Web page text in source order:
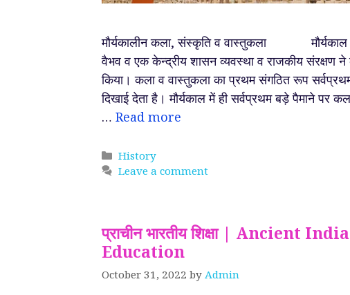
मौर्यकालीन कला, संस्कृति व वास्तुकला मौर्यकाल में
वैभव व एक केन्द्रीय शासन व्यवस्था व राजकीय संरक्षण ने
किया। कला व वास्तुकला का प्रथम संगठित रूप सर्वप्रथम
दिखाई देता है। मौर्यकाल में ही सर्वप्रथम बड़े पैमाने पर
… Read more
Categories
History
Leave a comment
प्राचीन भारतीय शिक्षा | Ancient
Education
October 31, 2022 by Admin